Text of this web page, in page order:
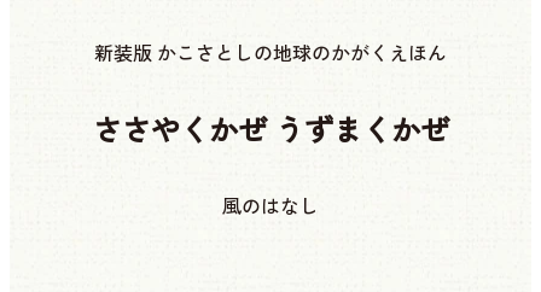
新装版 かこさとしの地球のかがくえほん
ささやくかぜ うずまくかぜ
風のはなし